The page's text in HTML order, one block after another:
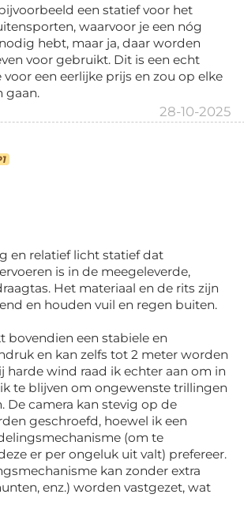
een statief voor het
waarvoor je een nóg
hebt, maar ja, daar worden
voor gebruikt. Dit is een echt
een eerlijke prijs en zou op elke
gaan.
28-10-2025
en relatief licht statief dat
is in de meegeleverde,
Het materiaal en de rits zijn
en houden vuil en regen buiten.
bovendien een stabiele en
en kan zelfs tot 2 meter worden
harde wind raad ik echter aan om in
te blijven om ongewenste trillingen
De camera kan stevig op de
geschroefd, hoewel ik een
(om te
er per ongeluk uit valt) prefereer.
kan zonder extra
enz.) worden vastgezet, wat